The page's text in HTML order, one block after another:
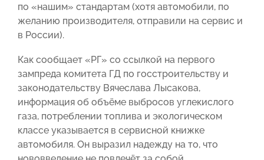
по «нашим» стандартам (хотя автомобили, по
желанию производителя, отправили на сервис и
в России).
Как сообщает «РГ» со ссылкой на первого
зампреда комитета ГД по госстроительству и
законодательству Вячеслава Лысакова,
информация об объёме выбросов углекислого
газа, потреблении топлива и экологическом
классе указывается в сервисной книжке
автомобиля. Он выразил надежду на то, что